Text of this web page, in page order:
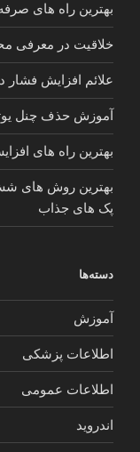
بهترین راه های
خلاقیت در معرفی
علائم افزایش
آموزش حذف چنل
بهترین راه های
بهترین روش های
پک های جذاب
دسته‌ها
آموزش
اطلاعات پزشکی
اطلاعات عمومی
اندروید